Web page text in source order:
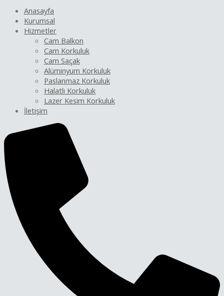
Anasayfa
Kurumsal
Hizmetler
Cam Balkon
Cam Korkuluk
Cam Saçak
Alüminyum Korkuluk
Paslanmaz Korkuluk
Halatlı Korkuluk
Lazer Kesim Korkuluk
İletişim